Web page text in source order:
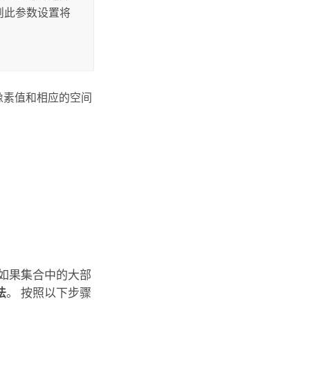
此参数设置将
值和相应的空间
果集合中的大部
。 按照以下步骤